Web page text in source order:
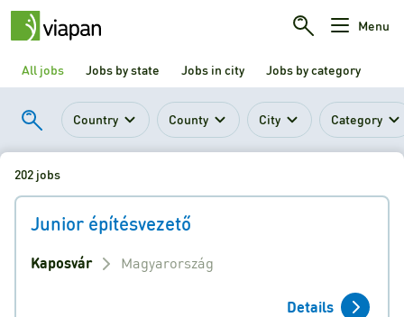
Menu
All jobs Jobs by state Jobs in city Jobs by category
Country County City Category
202 jobs
Junior építésvezető
Kaposvár Magyarország
Details